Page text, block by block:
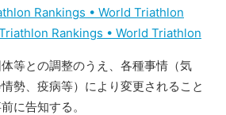
Rankings • World Triathlon
Rankings • World Triathlon
等との調整のうえ、各種事情（気
勢、疫病等）により変更されること
に告知する。